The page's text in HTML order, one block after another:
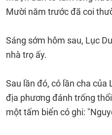
Mười năm trước đã coi
Sáng sớm hôm sau, Lục
nhà trọ ấy.
Sau lần đó, có lần cha của
địa phương đánh trống
một tấm biển có ghi: